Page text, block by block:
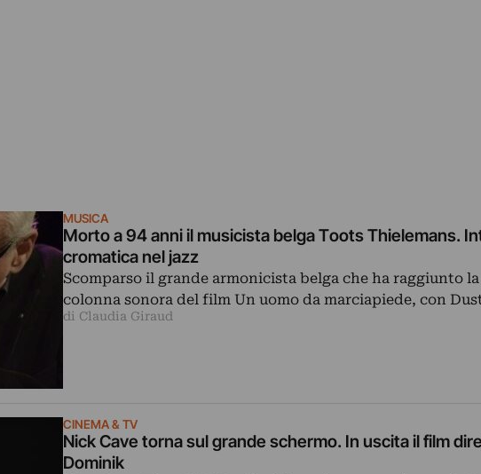
MUSICA
Morto a 94 anni il musicista belga Toots Thielemans.
cromatica nel jazz
Scomparso il grande armonicista belga che ha raggiunto
colonna sonora del film Un uomo da marciapiede, con
di Claudia Giraud
CINEMA & TV
Nick Cave torna sul grande schermo. In uscita il film
Dominik